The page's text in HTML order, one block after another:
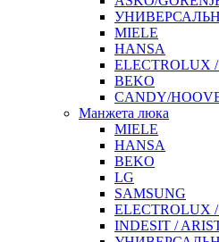
MIELE
HANSA
ELECTROLUX
BEKO
CANDY/
Манжета люка
MIELE
HANSA
BEKO
LG
SAMSUNG
ELECTROLUX
INDESIT /